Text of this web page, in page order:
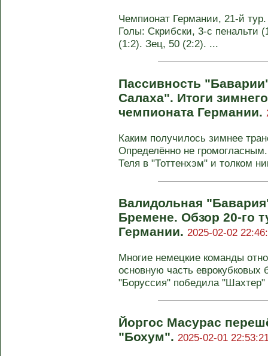
Чемпионат Германии, 21-й
Голы: Скрибски, 3-с пенальти
(1:2). Зец, 50 (2:2). ...
Пассивность
Салаха". Итоги
чемпионата Германии.
Каким получилось зимнее
Определённо не
Теля в "Тоттенхэм" и толком
Валидольная
Бремене. Обзор 20-го
Германии. 2025-02-02
Многие немецкие команды
основную часть еврокубковых
"Боруссия" победила
Йоргос Масурас
"Бохум". 2025-02-01